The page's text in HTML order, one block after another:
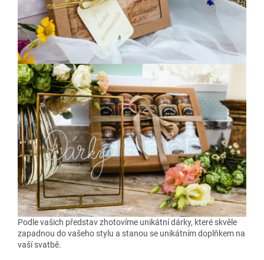
Podle vašich představ zhotovíme unikátní dárky, které skvěle
zapadnou do vašeho stylu a stanou se unikátním doplňkem na
vaší svatbě.